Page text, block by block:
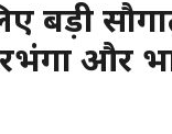
बड़ी
और